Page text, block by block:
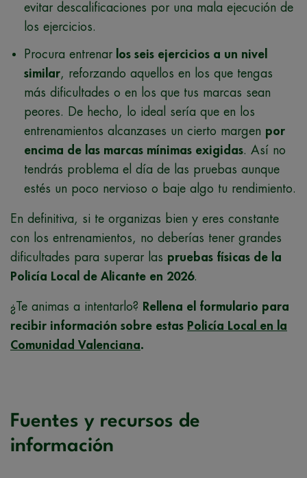
evitar descalificaciones por una mala ejecución de
los ejercicios.
Procura entrenar los seis ejercicios a un nivel
similar, reforzando aquellos en los que tengas
más dificultades o en los que tus marcas sean
peores. De hecho, lo ideal sería que en los
entrenamientos alcanzases un cierto margen por
encima de las marcas mínimas exigidas. Así no
tendrás problema el día de las pruebas aunque
estés un poco nervioso o baje algo tu rendimiento.
En definitiva, si te organizas bien y eres constante
con los entrenamientos, no deberías tener grandes
dificultades para superar las pruebas físicas de la
Policía Local de Alicante en 2026.
¿Te animas a intentarlo? Rellena el formulario para
recibir información sobre estas Policía Local en la
Comunidad Valenciana.
Fuentes y recursos de
información